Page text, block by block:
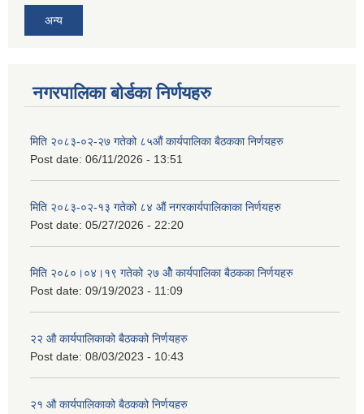
अन्य
नगरपालिका बोर्डका निर्णयहरु
मिति २०८३-०२-२७ गतेको ८५औं कार्यपालिका बैठकका निर्णयहरु
Post date: 06/11/2026 - 13:51
मिति २०८३-०२-१३ गतेको ८४ औं नगरकार्यपालिकाका निर्णयहरु
Post date: 05/27/2026 - 22:20
मिति २०८०।०४।१९ गतेको २७ ‌‍‌ओेै कार्यपालिका बैठकका निर्णयहरु
Post date: 09/19/2023 - 11:09
२‍२ औ कार्यपालिकाको बैठकको निर्णयहरु
Post date: 08/03/2023 - 10:43
२‍१ औ कार्यपालिकाको बैठकको निर्णयहरु